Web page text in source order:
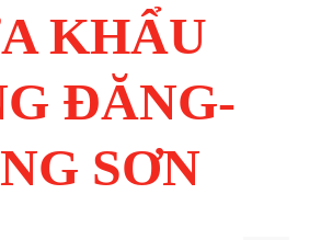
KHẨU
ĐĂNG-
SƠN